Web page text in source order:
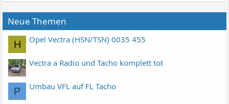
Neue Themen
H Opel Vectra (HSN/TSN) 0035 455
Vectra a Radio und Tacho komplett tot
P Umbau VFL auf FL Tacho